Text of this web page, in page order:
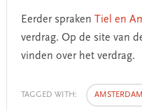
Eerder spraken Tiel en
verdrag. Op de site van
vinden over het verdrag.
TAGGED WITH: AMSTERDAM